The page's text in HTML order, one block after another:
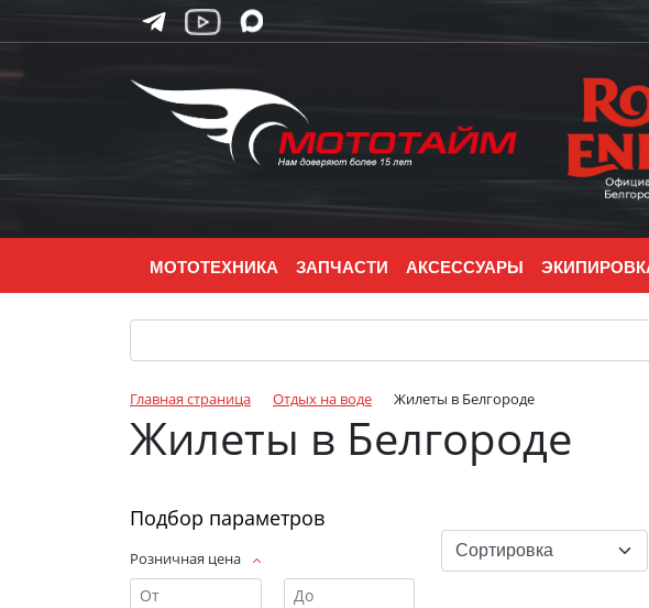
МОТОТЕХНИКА ЗАПЧАСТИ АКСЕССУАРЫ
Главная страница Отдых на воде Жилеты в Белгороде
Жилеты в Белгороде
Подбор параметров
Розничная цена